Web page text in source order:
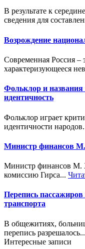
В результате к
сведения для
Возрождение
Современная Россия –
характеризующееся
Фольклор и
идентичность
Фольклор играет
идентичности
Министр финансов
Министр финансов М.
комиссию Гирса...
Перепись
транспорта
В общежитиях,
перепись разрешалось...
Интересные записи